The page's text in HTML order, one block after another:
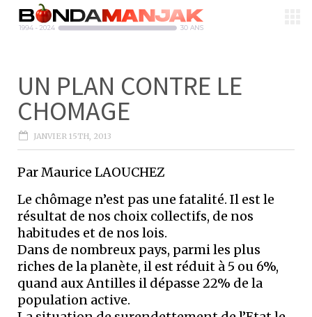
UN PLAN CONTRE LE
CHOMAGE
JANVIER 15TH, 2013
Par Maurice LAOUCHEZ
Le chômage n’est pas une fatalité. Il est le
résultat de nos choix collectifs, de nos
habitudes et de nos lois.
Dans de nombreux pays, parmi les plus
riches de la planète, il est réduit à 5 ou 6%,
quand aux Antilles il dépasse 22% de la
population active.